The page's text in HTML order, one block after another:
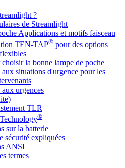
?
de Streamlight
Applications et motifs faisceau
TEN-TAP® pour des options
la bonne lampe de poche
aux situations d'urgence pour les
urgences
TLR
®
sur la batterie
sécurité expliquées
ANSI
termes